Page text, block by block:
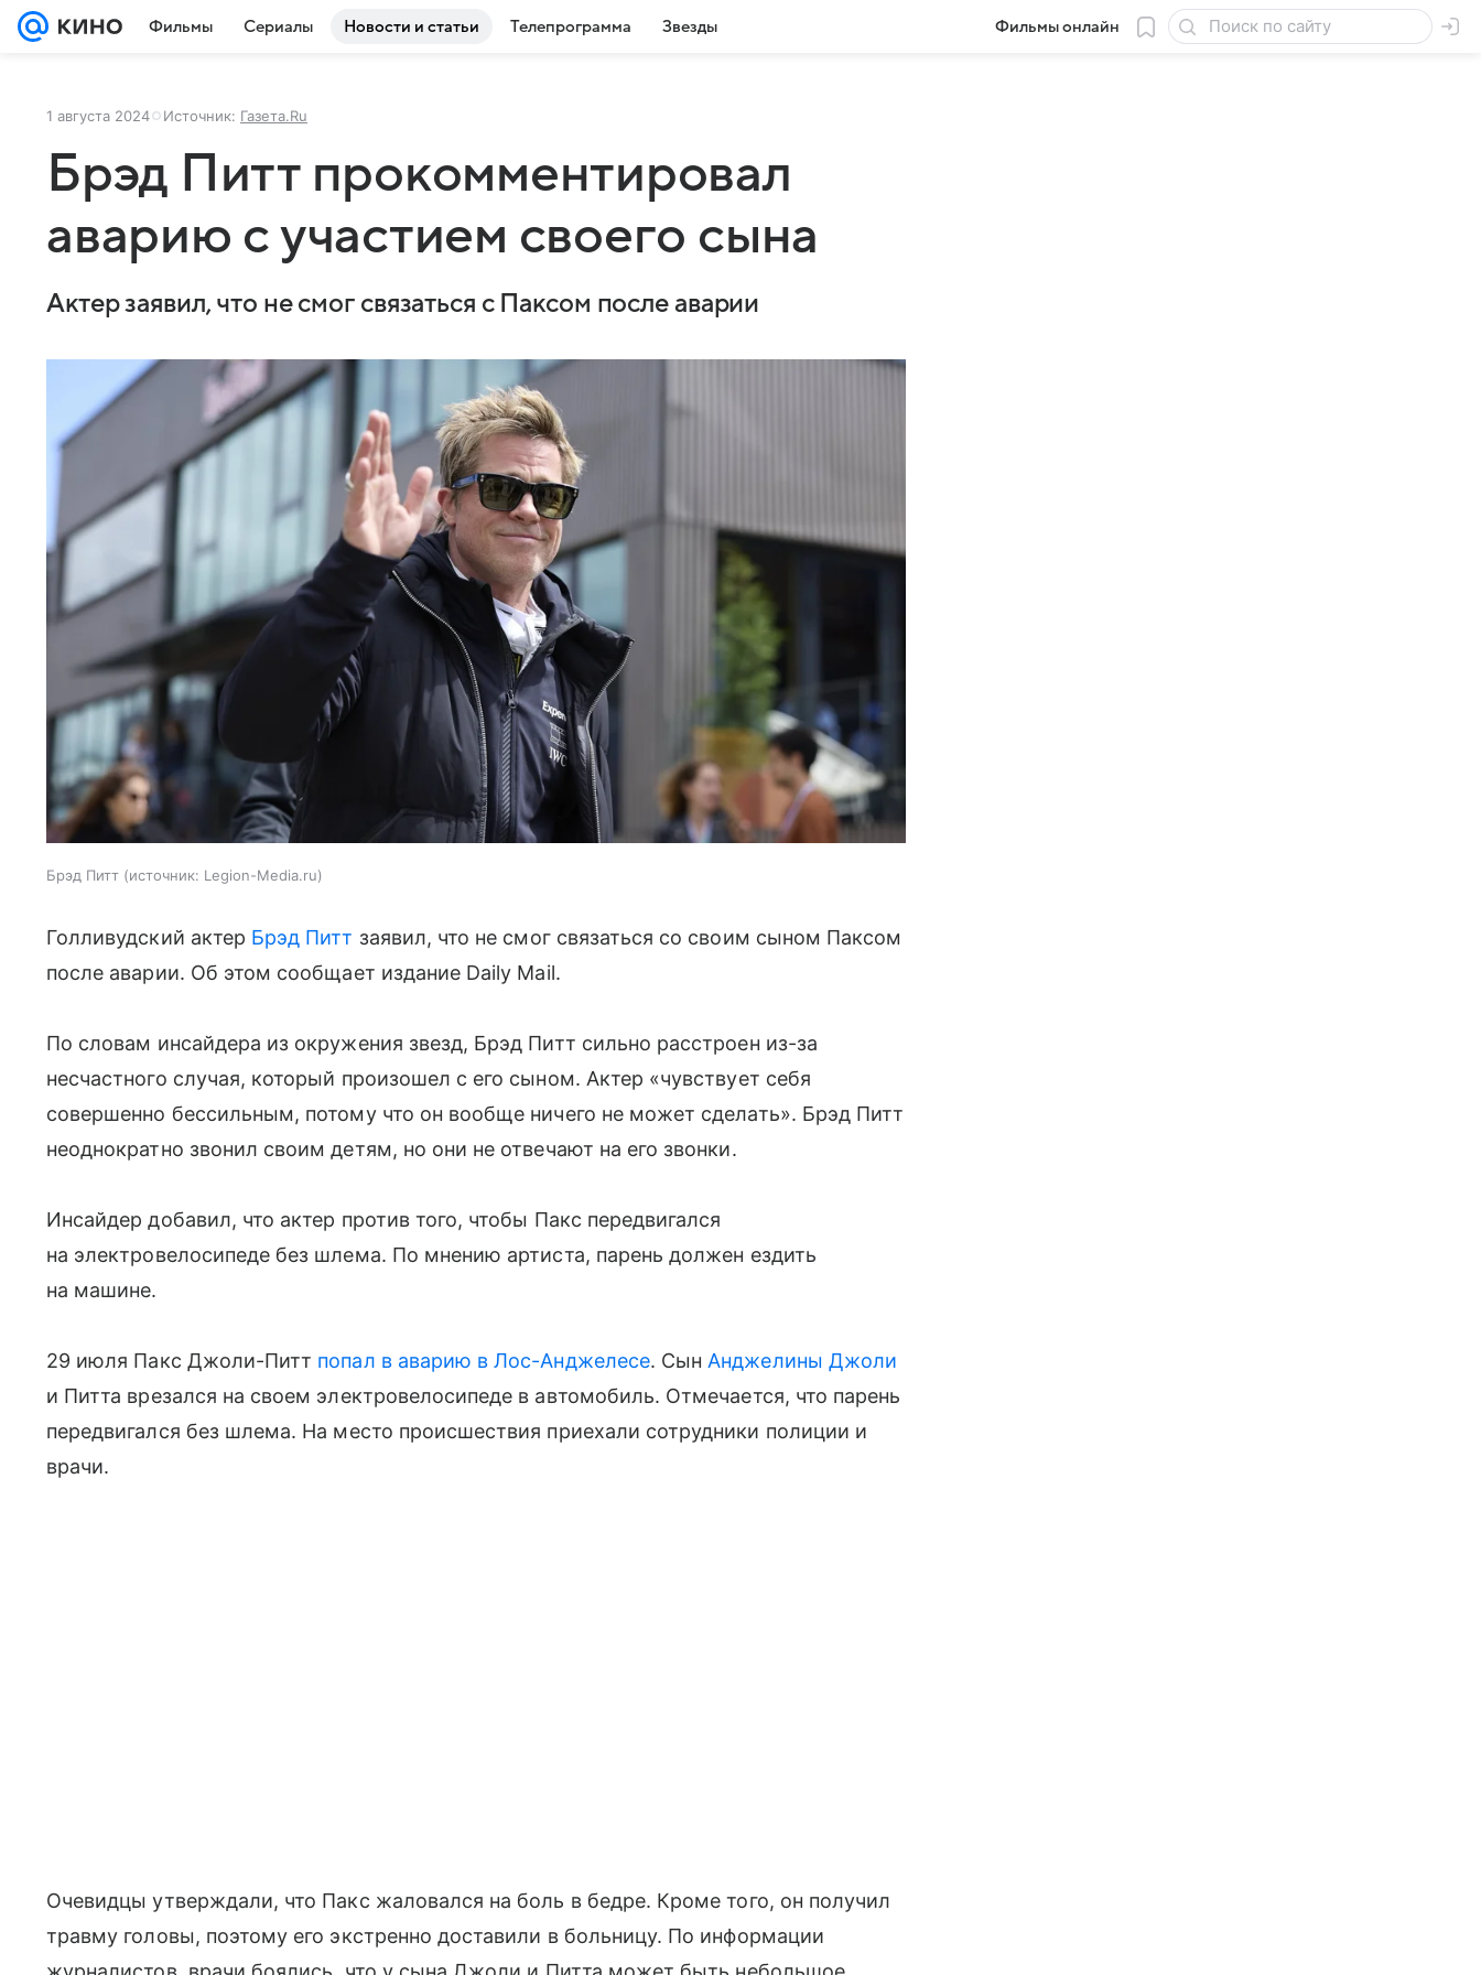
Фильмы Сериалы Новости и статьи Телепрограмма Звезды Фильмы онлайн
1 августа 2024 Источник: Газета.Ru
Брэд Питт прокомментировал
аварию с участием своего сына
Актер заявил, что не смог связаться с Паксом после аварии
Брэд Питт источник: Legion-Media.ru
Голливудский актер Брэд Питт заявил, что не смог связаться со своим сыном Паксом
после аварии. Об этом сообщает издание Daily Mail.
По словам инсайдера из окружения звезд, Брэд Питт сильно расстроен из-за
несчастного случая, который произошел с его сыном. Актер «чувствует себя
совершенно бессильным, потому что он вообще ничего не может сделать». Брэд Питт
неоднократно звонил своим детям, но они не отвечают на его звонки.
Инсайдер добавил, что актер против того, чтобы Пакс передвигался
на электровелосипеде без шлема. По мнению артиста, парень должен ездить
на машине.
29 июля Пакс Джоли-Питт попал в аварию в Лос-Анджелесе. Сын Анджелины Джоли
и Питта врезался на своем электровелосипеде в автомобиль. Отмечается, что парень
передвигался без шлема. На место происшествия приехали сотрудники полиции и
врачи.
Очевидцы утверждали, что Пакс жаловался на боль в бедре. Кроме того, он получил
травму головы, поэтому его экстренно доставили в больницу. По информации